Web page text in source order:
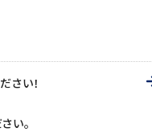
さい！
い。